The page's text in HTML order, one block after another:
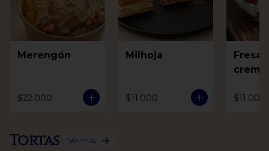
Merengón
$22.000
Milhoja
$11.000
crema
$11.000
Tortas Ver más